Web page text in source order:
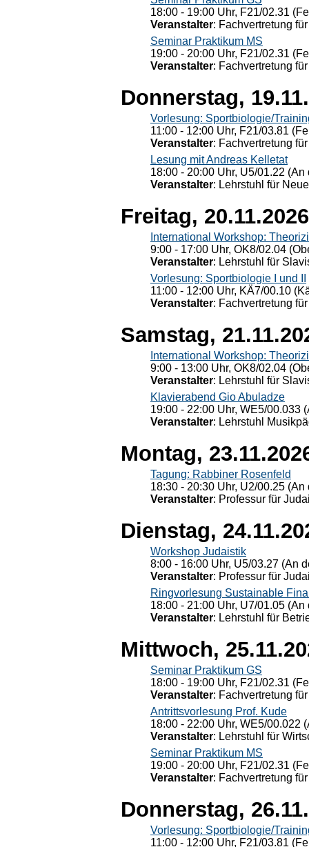
18:00 - 19:00 Uhr, F21/02.31
Veranstalter: Fachvertretung
Seminar Praktikum MS
19:00 - 20:00 Uhr, F21/02.31
Veranstalter: Fachvertretung
Donnerstag,
Vorlesung: Sportbiologie/
11:00 - 12:00 Uhr, F21/03.81
Veranstalter: Fachvertretung
Lesung mit Andreas Kelletat
18:00 - 20:00 Uhr, U5/01.22
Veranstalter: Lehrstuhl für
Freitag, 20.11.2026
International Workshop:
9:00 - 17:00 Uhr, OK8/02.04
Veranstalter: Lehrstuhl für
Vorlesung: Sportbiologie I und II
11:00 - 12:00 Uhr, KÄ7/00.10
Veranstalter: Fachvertretung
Samstag,
International Workshop:
9:00 - 13:00 Uhr, OK8/02.04
Veranstalter: Lehrstuhl für
Klavierabend Gio Abuladze
19:00 - 22:00 Uhr, WE5/00.033
Veranstalter: Lehrstuhl
Montag,
Tagung: Rabbiner Rosenfeld
18:30 - 20:30 Uhr, U2/00.25
Veranstalter: Professur für
Dienstag,
Workshop Judaistik
8:00 - 16:00 Uhr, U5/03.27 (An
Veranstalter: Professur für
Ringvorlesung Sustainable
18:00 - 21:00 Uhr, U7/01.05
Veranstalter: Lehrstuhl für
Mittwoch,
Seminar Praktikum GS
18:00 - 19:00 Uhr, F21/02.31
Veranstalter: Fachvertretung
Antrittsvorlesung Prof. Kude
18:00 - 22:00 Uhr, WE5/00.022
Veranstalter: Lehrstuhl für
Seminar Praktikum MS
19:00 - 20:00 Uhr, F21/02.31
Veranstalter: Fachvertretung
Donnerstag,
Vorlesung: Sportbiologie/
11:00 - 12:00 Uhr, F21/03.81